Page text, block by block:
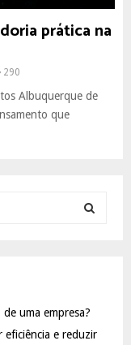
prática na
290
Albuquerque de
que
R
uma empresa?
eficiência e reduzir